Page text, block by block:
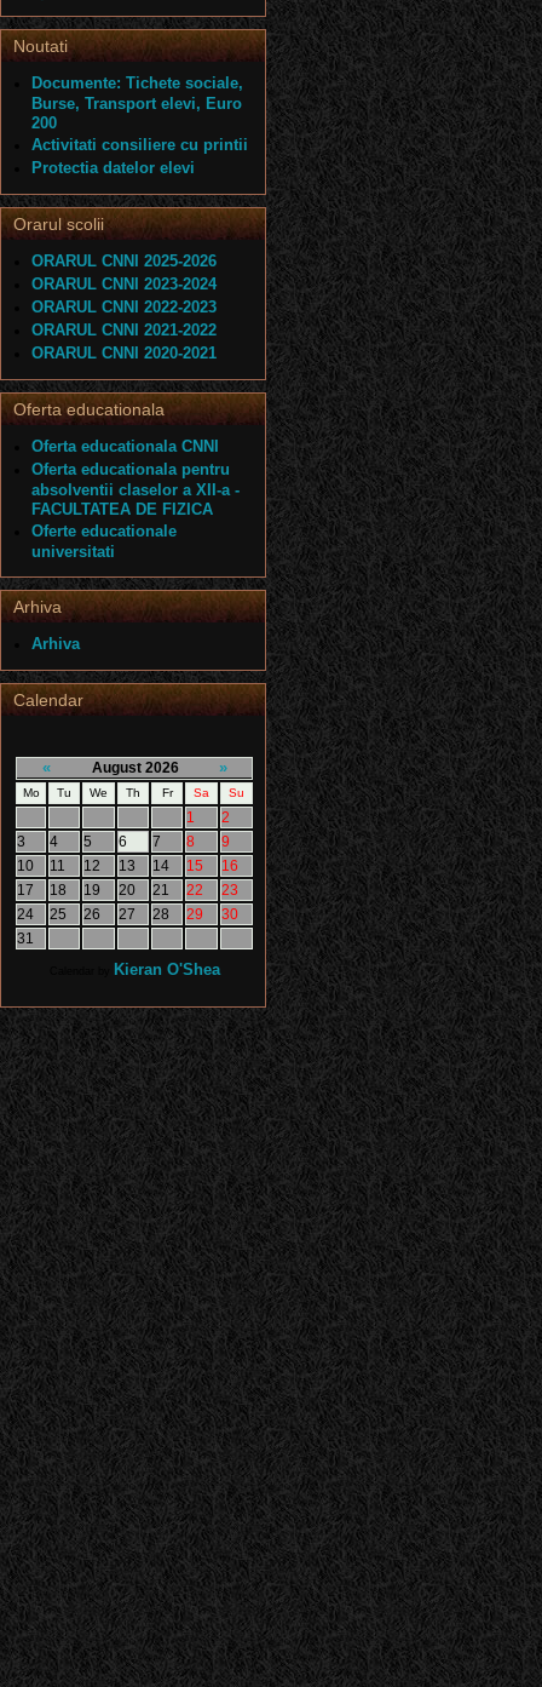
Noutati
Documente: Tichete sociale,
Burse, Transport elevi, Euro
200
Activitati consiliere cu printii
Protectia datelor elevi
Orarul scolii
ORARUL CNNI 2025-2026
ORARUL CNNI 2023-2024
ORARUL CNNI 2022-2023
ORARUL CNNI 2021-2022
ORARUL CNNI 2020-2021
Oferta educationala
Oferta educationala CNNI
Oferta educationala pentru
absolventii claselor a XII-a -
FACULTATEA DE FIZICA
Oferte educationale
universitati
Arhiva
Arhiva
Calendar
« August 2026 »
Mo Tu We Th Fr Sa Su
1
2
3
4 5 6 7 8
9
10
11 12 13 14 15
16
17
18 19 20 21 22
23
24
25 26 27 28 29
30
31
Kieran O'Shea